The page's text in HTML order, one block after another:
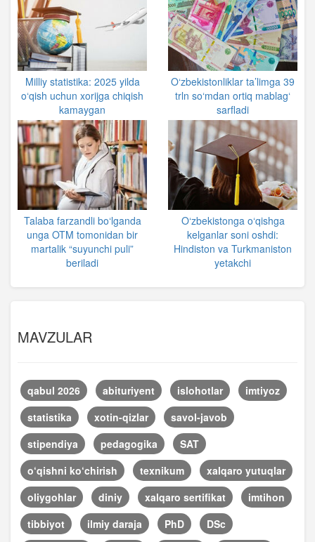
Milliy statistika: 2025 yilda
o‘qish uchun xorijga chiqish
kamaygan
O‘zbekistonliklar ta’limga 39
trln so‘mdan ortiq mablag‘
sarfladi
Talaba farzandli bo‘lganda
unga OTM tomonidan bir
martalik “suyunchi puli”
beriladi
O‘zbekistonga o‘qishga
kelganlar soni oshdi:
Hindiston va Turkmaniston
yetakchi
MAVZULAR
qabul 2026 abituriyent islohotlar
imtiyoz
statistika
xotin-qizlar
savol-javob
stipendiya
pedagogika
SAT
o‘qishni ko‘chirish
texnikum
xalqaro yutuqlar
oliygohlar
diniy xalqaro sertifikat
imtihon
tibbiyot
ilmiy daraja PhD
DSc